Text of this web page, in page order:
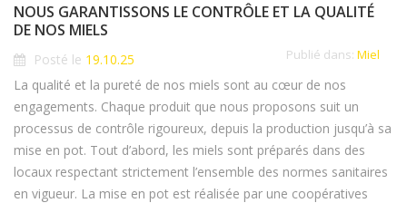
NOUS GARANTISSONS LE CONTRÔLE ET LA QUALITÉ
DE NOS MIELS
Publié dans: Miel
Posté le 19.10.25
La qualité et la pureté de nos miels sont au cœur de nos
engagements. Chaque produit que nous proposons suit un
processus de contrôle rigoureux, depuis la production jusqu’à sa
mise en pot. Tout d’abord, les miels sont préparés dans des
locaux respectant strictement l’ensemble des normes sanitaires
en vigueur. La mise en pot est réalisée par une coopératives